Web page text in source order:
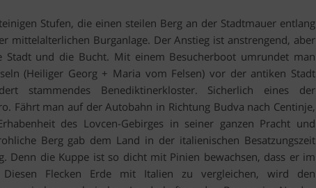
Stufen, die einen steilen Berg an der Stadtmauer entlang
mittelalterlichen Burganlage. Der Anstieg ist anstrengend, aber
und die Bucht. Mit einem Besucherboot umrundet man
(Heiliger Georg + Maria vom Felsen) vor der antiken Stadt
stammendes Benediktinerkloster. Sicherlich eines der
Fährt man auf der Autobahn in Richtung Budva nach Centinje,
des Lovcen-Gebirges in seiner ganzen Pracht und
Berg gab dem Land in der italienischen Besatzungszeit
Denn die Kuppe ist so dicht mit Pinien bewachsen, dass er im
Diesen Flecken Erde mit Italien zu vergleichen, wird den